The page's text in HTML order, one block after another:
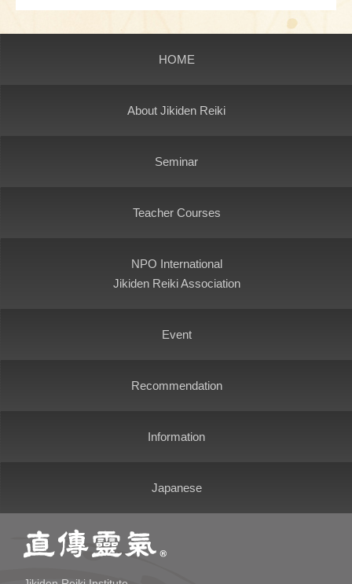
HOME
About Jikiden Reiki
Seminar
Teacher Courses
NPO International
Jikiden Reiki Association
Event
Recommendation
Information
Japanese